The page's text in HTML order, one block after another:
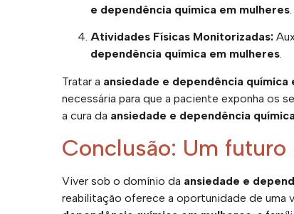
e dependência química em mulheres.
Atividades Físicas Monitorizadas:
dependência química em mulheres.
Tratar a ansiedade e dependência química
necessária para que a paciente exponha os
a cura da ansiedade e dependência
Conclusão: Um
Viver sob o domínio da ansiedade e
reabilitação oferece a oportunidade de uma